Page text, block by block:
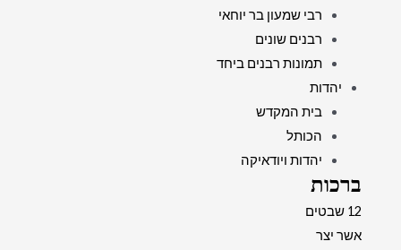
רבי שמעון בר יוחאי
רבנים שונים
תמונות רבנים ביחד
יהדות
בית המקדש
הכותל
יהדות ויודאיקה
ברכות
12 שבטים
אשר יצר